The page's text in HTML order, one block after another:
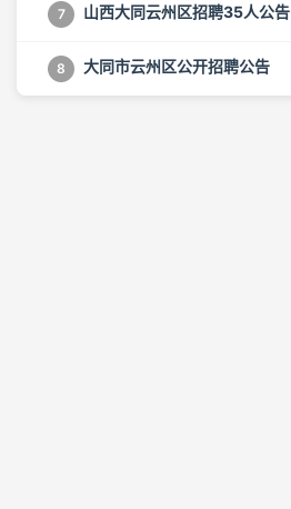
7 山西大同云州区招聘35人公告
8 大同市云州区公开招聘公告